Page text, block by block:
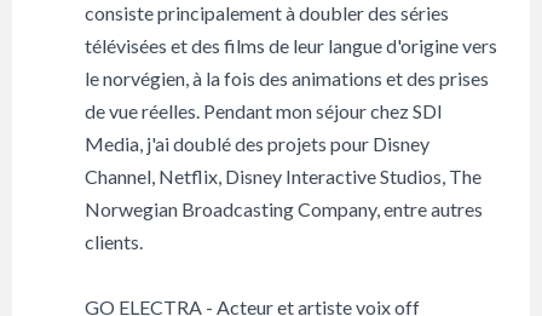
consiste principalement à doubler des séries
télévisées et des films de leur langue d'origine vers
le norvégien, à la fois des animations et des prises
de vue réelles. Pendant mon séjour chez SDI
Media, j'ai doublé des projets pour Disney
Channel, Netflix, Disney Interactive Studios, The
Norwegian Broadcasting Company, entre autres
clients.
GO ELECTRA - Acteur et artiste voix off